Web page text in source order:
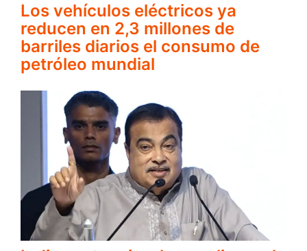
Los vehículos eléctricos ya
reducen en 2,3 millones de
barriles diarios el consumo de
petróleo mundial